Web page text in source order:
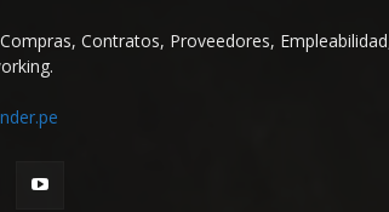
Contratos, Proveedores,